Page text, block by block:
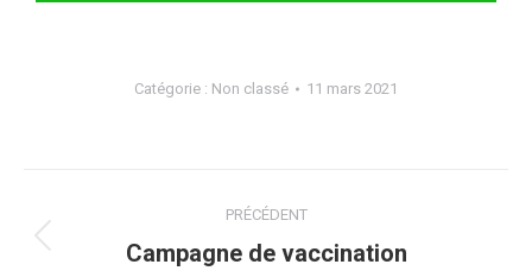
Catégorie : Non classé 11 mars 2021
PRÉCÉDENT
Campagne de vaccination